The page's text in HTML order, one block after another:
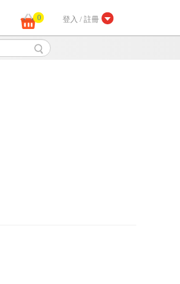
登入 / 註冊
0